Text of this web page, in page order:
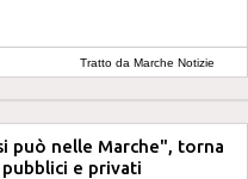
Tratto da Marche Notizie
può nelle Marche", torna
e privati